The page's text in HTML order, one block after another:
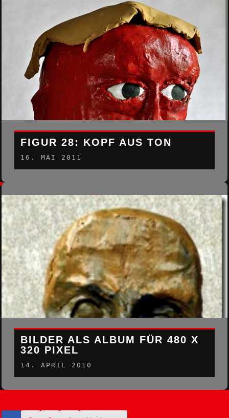
FIGUR 28: KOPF AUS TON
16. MAI 2011
BILDER ALS ALBUM FÜR 480 X
320 PIXEL
14. APRIL 2010